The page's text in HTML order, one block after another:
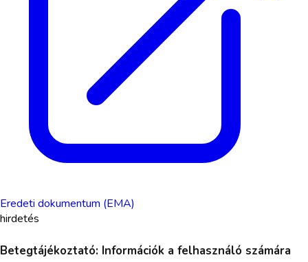
Eredeti dokumentum (EMA)
hirdetés
Betegtájékoztató: Információk a felhasználó számára